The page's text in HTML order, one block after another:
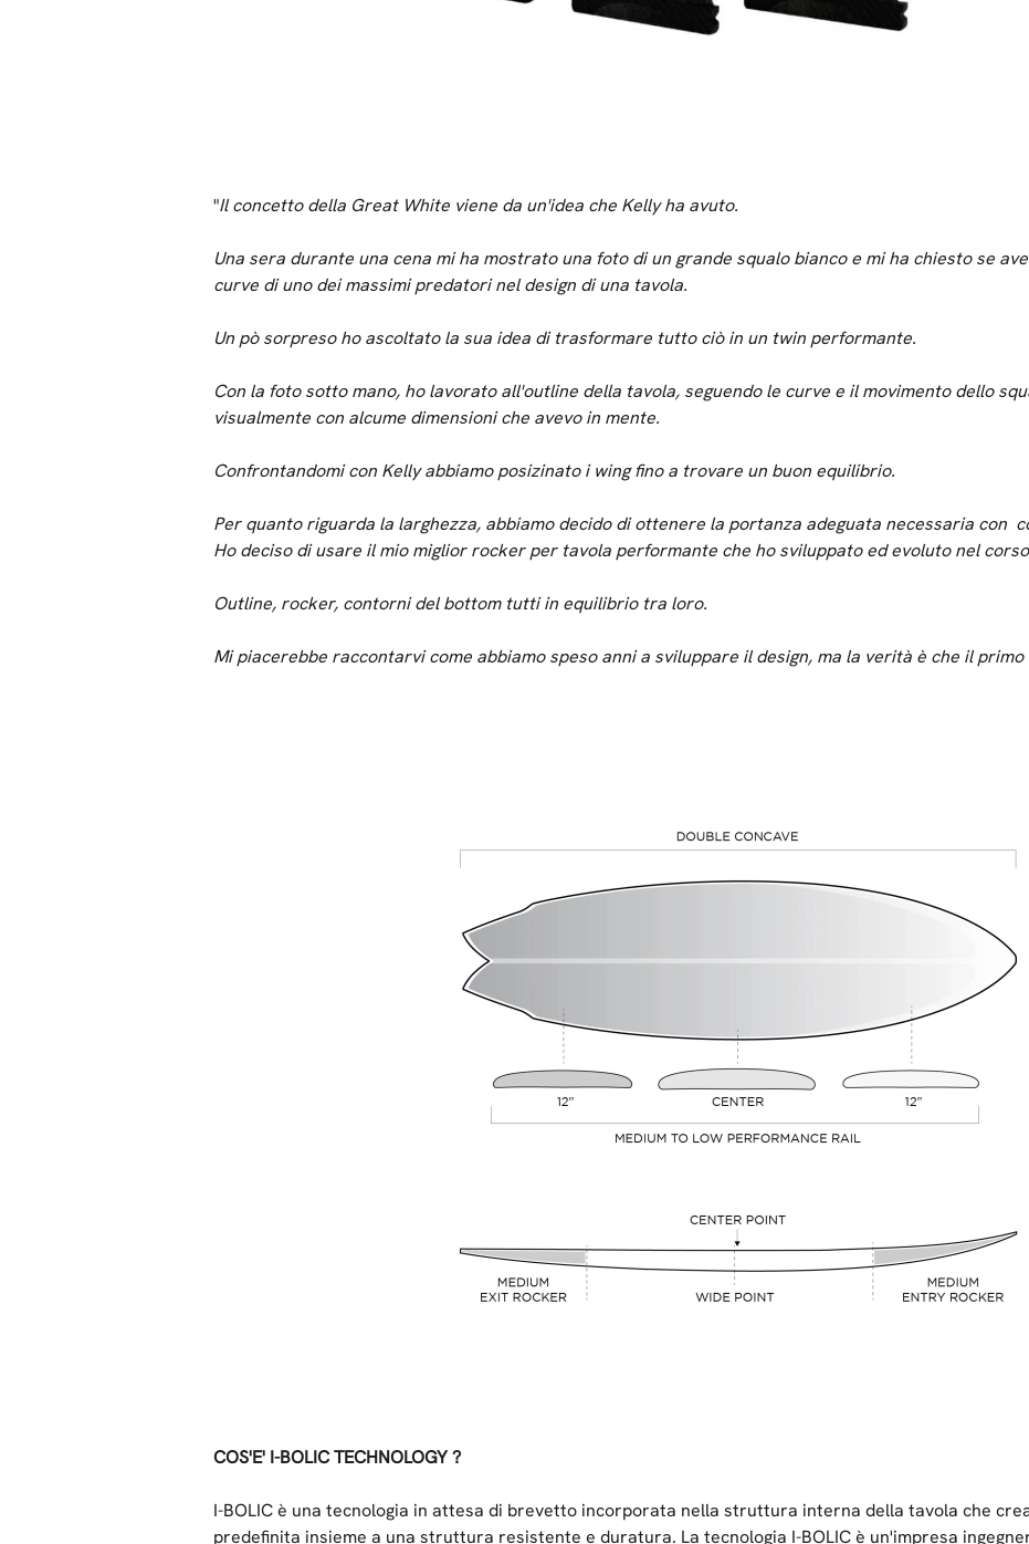
"Il concetto della Great White viene da un'idea che Kelly ha avuto.
Una sera durante una cena mi ha mostrato una foto di un grande squalo bianco e mi ha chiesto se
curve di uno dei massimi predatori nel design di una tavola.
Un pò sorpreso ho ascoltato la sua idea di trasformare tutto ciò in un twin performante.
Con la foto sotto mano, ho lavorato all'outline della tavola, seguendo le curve e il movimento dello
visualmente con alcume dimensioni che avevo in mente.
Confrontandomi con Kelly abbiamo posizinato i wing fino a trovare un buon equilibrio.
Per quanto riguarda la larghezza, abbiamo decido di ottenere la portanza adeguata necessaria con
Ho deciso di usare il mio miglior rocker per tavola performante che ho sviluppato ed evoluto nel
Outline, rocker, contorni del bottom tutti in equilibrio tra loro.
Mi piacerebbe raccontarvi come abbiamo speso anni a sviluppare il design, ma la verità è che il primo
COS'E' I-BOLIC TECHNOLOGY ?
I-BOLIC è una tecnologia in attesa di brevetto incorporata nella struttura interna della tavola che
predefinita insieme a una struttura resistente e duratura. La tecnologia I-BOLIC è un'impresa